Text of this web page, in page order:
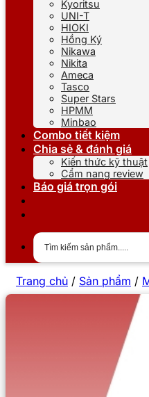
Kyoritsu
UNI-T
HIOKI
Hồng Ký
Nikawa
Nikita
Ameca
Tasco
Super Stars
HPMM
Minbao
Combo tiết kiệm
Chia sẻ & đánh giá
Kiến thức kỹ thuật
Cẩm nang review
Báo giá trọn gói
Trang chủ / Sản phẩm /